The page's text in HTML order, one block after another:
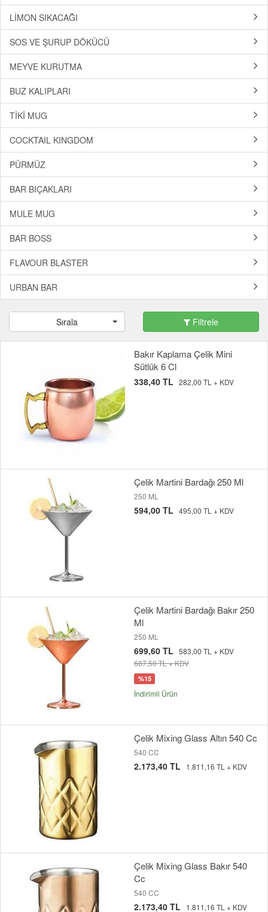
LİMON SIKACAĞI
SOS VE ŞURUP DÖKÜCÜ
MEYVE KURUTMA
BUZ KALIPLARI
TİKİ MUG
COCKTAIL KINGDOM
PÜRMÜZ
BAR BIÇAKLARI
MULE MUG
BAR BOSS
FLAVOUR BLASTER
URBAN BAR
Sırala Filtrele
Bakır Kaplama Çelik Mini
Sütlük 6 Cl
338,40 TL 282,00 TL + KDV
Çelik Martini Bardağı 250 Ml
250 ML
594,00 TL 495,00 TL + KDV
Çelik Martini Bardağı Bakır 250
Ml
250 ML
699,60 TL 583,00 TL + KDV
687,50 TL + KDV
%15
İndirimli Ürün
Çelik Mixing Glass Altın 540 Cc
540 CC
2.173,40 TL 1.811,16 TL + KDV
Çelik Mixing Glass Bakır 540
Cc
540 CC
2.173,40 TL 1.811,16 TL + KDV